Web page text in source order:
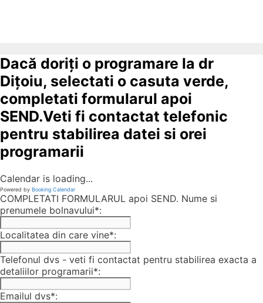
Dacă doriți o programare la dr
Dițoiu, selectati o casuta verde,
completati formularul apoi
SEND.Veti fi contactat telefonic
pentru stabilirea datei si orei
programarii
Calendar is loading...
Powered by Booking Calendar
COMPLETATI FORMULARUL apoi SEND. Nume si
prenumele bolnavului*:
Localitatea din care vine*:
Telefonul dvs - veti fi contactat pentru stabilirea exacta a
detaliilor programarii*:
Emailul dvs*: